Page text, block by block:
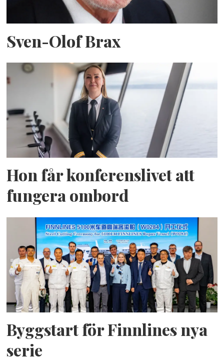
Sven-Olof Brax
Hon får konferenslivet att
fungera ombord
Byggstart för Finnlines nya
serie